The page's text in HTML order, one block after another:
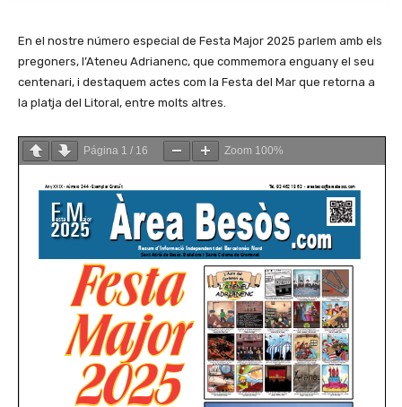
En el nostre número especial de Festa Major 2025 parlem amb els
pregoners, l’Ateneu Adrianenc, que commemora enguany el seu
centenari, i destaquem actes com la Festa del Mar que retorna a
la platja del Litoral, entre molts altres.
Página 1 / 16 Zoom 100%